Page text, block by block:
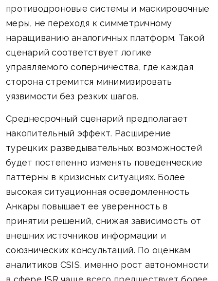
противодроновые системы и маскировочные
меры, не переходя к симметричному
наращиванию аналогичных платформ. Такой
сценарий соответствует логике
управляемого соперничества, где каждая
сторона стремится минимизировать
уязвимости без резких шагов.
Среднесрочный сценарий предполагает
накопительный эффект. Расширение
турецких разведывательных возможностей
будет постепенно изменять поведенческие
паттерны в кризисных ситуациях. Более
высокая ситуационная осведомленность
Анкары повышает ее уверенность в
принятии решений, снижая зависимость от
внешних источников информации и
союзнических консультаций. По оценкам
аналитиков CSIS, именно рост автономности